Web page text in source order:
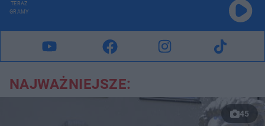
TERAZ
GRAMY
NAJWAŻNIEJSZE:
45